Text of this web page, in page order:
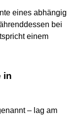
eines abhängig
bei
einem
in
– lag am